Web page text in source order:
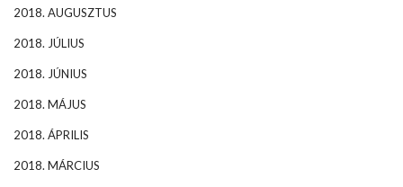
2018. AUGUSZTUS
2018. JÚLIUS
2018. JÚNIUS
2018. MÁJUS
2018. ÁPRILIS
2018. MÁRCIUS